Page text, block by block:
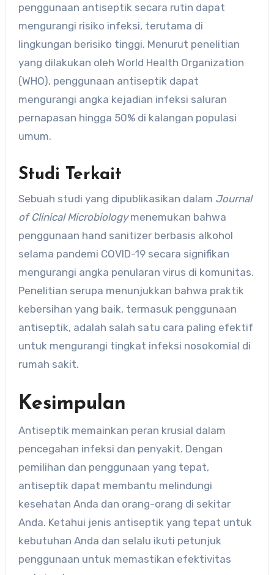
penggunaan antiseptik secara rutin dapat
mengurangi risiko infeksi, terutama di
lingkungan berisiko tinggi. Menurut penelitian
yang dilakukan oleh World Health Organization
(WHO), penggunaan antiseptik dapat
mengurangi angka kejadian infeksi saluran
pernapasan hingga 50% di kalangan populasi
umum.
Studi Terkait
Sebuah studi yang dipublikasikan dalam Journal
of Clinical Microbiologymenemukan bahwa
penggunaan hand sanitizer berbasis alkohol
selama pandemi COVID-19 secara signifikan
mengurangi angka penularan virus di komunitas.
Penelitian serupa menunjukkan bahwa praktik
kebersihan yang baik, termasuk penggunaan
antiseptik, adalah salah satu cara paling efektif
untuk mengurangi tingkat infeksi nosokomial di
rumah sakit.
Kesimpulan
Antiseptik memainkan peran krusial dalam
pencegahan infeksi dan penyakit. Dengan
pemilihan dan penggunaan yang tepat,
antiseptik dapat membantu melindungi
kesehatan Anda dan orang-orang di sekitar
Anda. Ketahui jenis antiseptik yang tepat untuk
kebutuhan Anda dan selalu ikuti petunjuk
penggunaan untuk memastikan efektivitas